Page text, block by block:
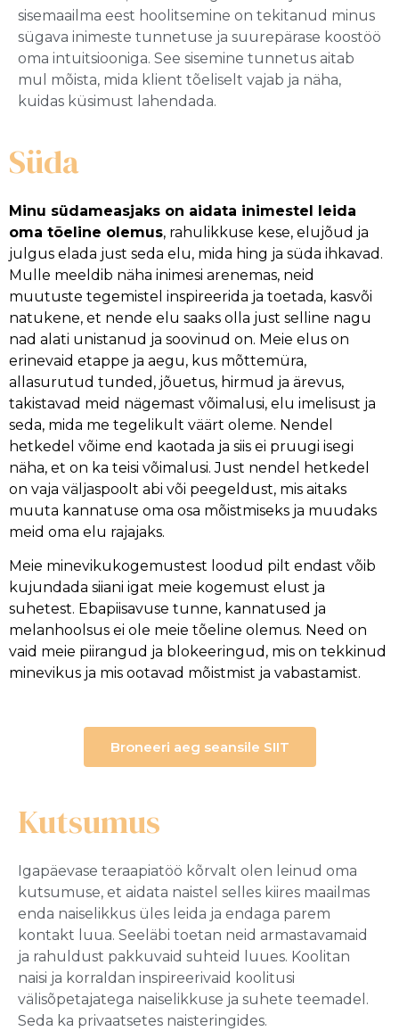
sisemaailma eest hoolitsemine on tekitanud minus
sügava inimeste tunnetuse ja suurepärase koostöö
oma intuitsiooniga. See sisemine tunnetus aitab
mul mõista, mida klient tõeliselt vajab ja näha,
kuidas küsimust lahendada.
Süda
Minu südameasjaks on aidata inimestel leida
oma tõeline olemus, rahulikkuse kese, elujõud ja
julgus elada just seda elu, mida hing ja süda ihkavad.
Mulle meeldib näha inimesi arenemas, neid
muutuste tegemistel inspireerida ja toetada, kasvõi
natukene, et nende elu saaks olla just selline nagu
nad alati unistanud ja soovinud on. Meie elus on
erinevaid etappe ja aegu, kus mõttemüra,
allasurutud tunded, jõuetus, hirmud ja ärevus,
takistavad meid nägemast võimalusi, elu imelisust ja
seda, mida me tegelikult väärt oleme. Nendel
hetkedel võime end kaotada ja siis ei pruugi isegi
näha, et on ka teisi võimalusi. Just nendel hetkedel
on vaja väljaspoolt abi või peegeldust, mis aitaks
muuta kannatuse oma osa mõistmiseks ja muudaks
meid oma elu rajajaks.
Meie minevikukogemustest loodud pilt endast võib
kujundada siiani igat meie kogemust elust ja
suhetest. Ebapiisavuse tunne, kannatused ja
melanhoolsus ei ole meie tõeline olemus. Need on
vaid meie piirangud ja blokeeringud, mis on tekkinud
minevikus ja mis ootavad mõistmist ja vabastamist.
Broneeri aeg seansile SIIT
Kutsumus
Igapäevase teraapiatöö kõrvalt olen leinud oma
kutsumuse, et aidata naistel selles kiires maailmas
enda naiselikkus üles leida ja endaga parem
kontakt luua. Seeläbi toetan neid armastavamaid
ja rahuldust pakkuvaid suhteid luues. Koolitan
naisi ja korraldan inspireerivaid koolitusi
välisõpetajatega naiselikkuse ja suhete teemadel.
Seda ka privaatsetes naisteringides.